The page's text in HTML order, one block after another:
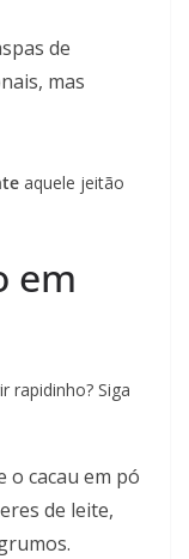
de
mas
aquele jeitão
em
rapidinho? Siga
o cacau em pó
de leite,